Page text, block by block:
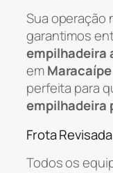
Sua operação
garantimos
empilhadeira
emMaracaípe
perfeita para
empilhadeira
Frota
Todos os